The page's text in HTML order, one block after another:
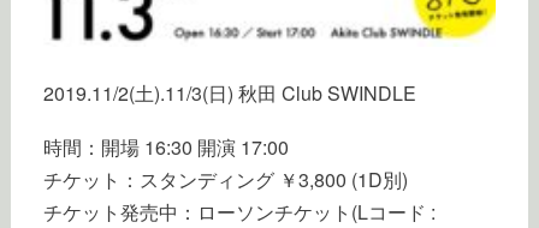
2019.11/2(土).11/3(日) 秋田 Club SWINDLE
時間：開場 16:30 開演 17:00
チケット：スタンディング ￥3,800 (1D別)
チケット発売中：ローソンチケット(Lコード :